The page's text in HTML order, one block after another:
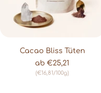
Cacao Bliss Tüten
Angebot
ab €25,21
(€16,81/100g)